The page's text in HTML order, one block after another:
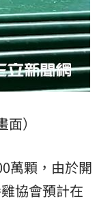
）
萬顆，由於開
協會預計在